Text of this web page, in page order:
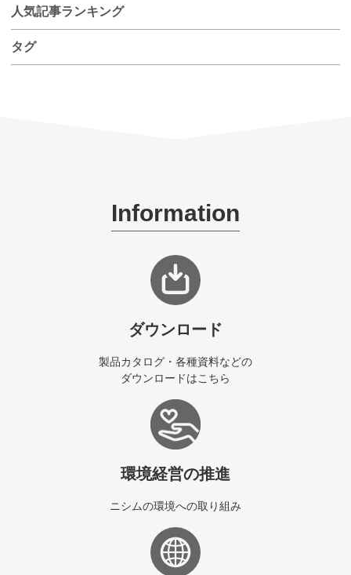
人気記事ランキング
タグ
Information
ダウンロード
製品カタログ・各種資料などの
ダウンロードはこちら
環境経営の推進
ニシムの環境への取り組み